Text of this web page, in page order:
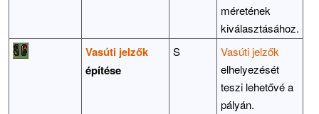
méretének
kiválasztásához.
Vasúti jelzők
építése
S
Vasúti jelzők
elhelyezését
teszi lehetővé a
pályán.